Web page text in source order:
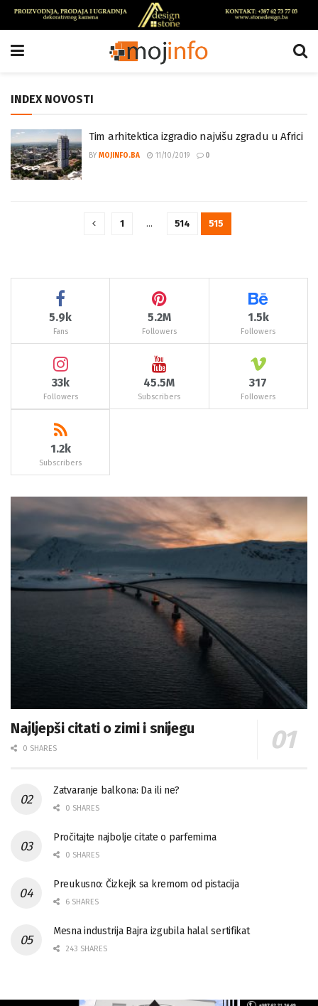
INDEX NOVOSTI
Tim arhitektica izgradio najvišu zgradu u Africi
BY MOJINFO.BA 11/10/2019 0
1 … 514 515
5.9k
Fans
5.2M
Followers
1.5k
Followers
33k
Followers
45.5M
Subscribers
317
Followers
1.2k
Subscribers
Najljepši citati o zimi i snijegu
0 SHARES
Zatvaranje balkona: Da ili ne?
0 SHARES
Pročitajte najbolje citate o parfemima
0 SHARES
Preukusno: Čizkejk sa kremom od pistacija
6 SHARES
Mesna industrija Bajra izgubila halal sertifikat
243 SHARES